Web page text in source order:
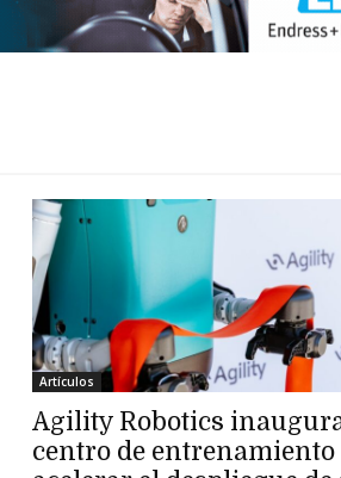
Artículos
Agility Robotics
centro de entrenamiento